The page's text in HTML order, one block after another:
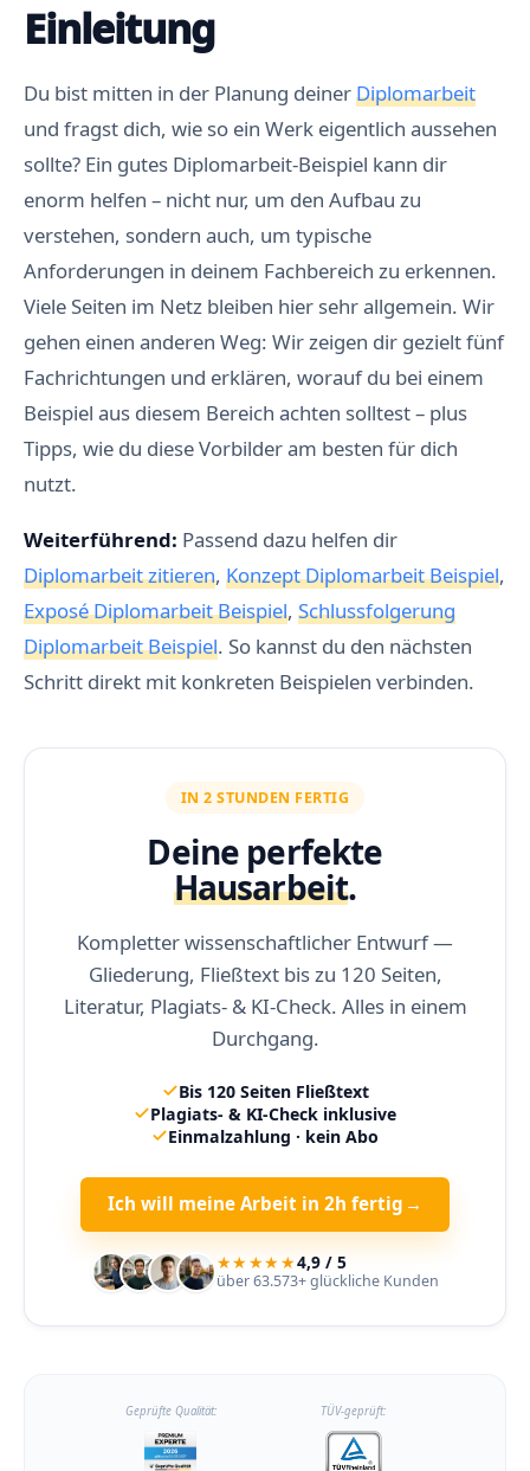
Einleitung
Du bist mitten in der Planung deinerDiplomarbeit
und fragst dich, wie so ein Werk eigentlich aussehen
sollte? Ein gutes Diplomarbeit-Beispiel kann dir
enorm helfen – nicht nur, um den Aufbau zu
verstehen, sondern auch, um typische
Anforderungen in deinem Fachbereich zu erkennen.
Viele Seiten im Netz bleiben hier sehr allgemein. Wir
gehen einen anderen Weg: Wir zeigen dir gezielt fünf
Fachrichtungen und erklären, worauf du bei einem
Beispiel aus diesem Bereich achten solltest – plus
Tipps, wie du diese Vorbilder am besten für dich
nutzt.
Weiterführend: Passend dazu helfen dir
Diplomarbeit zitieren, Konzept Diplomarbeit Beispiel,
Exposé Diplomarbeit Beispiel, Schlussfolgerung
Diplomarbeit Beispiel. So kannst du den nächsten
Schritt direkt mit konkreten Beispielen verbinden.
IN 2 STUNDEN FERTIG
Deine perfekte
Hausarbeit.
Kompletter wissenschaftlicher Entwurf —
Gliederung, Fließtext bis zu 120 Seiten,
Literatur, Plagiats- & KI-Check. Alles in einem
Durchgang.
Bis 120 Seiten Fließtext
Plagiats- & KI-Check inklusive
Einmalzahlung · kein Abo
Ich will meine Arbeit in 2h fertig →
★★★★★4,9 / 5
über 63.573+ glückliche Kunden
Geprüfte Qualität: TÜV-geprüft: